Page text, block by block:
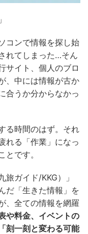
コンで情報を探し始
れてしまった…そん
サイト、個人のブロ
、中には情報が古か
合うか分からなかっ
る時間のはず。それ
れる「作業」になっ
です。
ガイド/KKG）」
だ「生きた情報」を
、全ての情報を網羅
や料金、イベントの
刻一刻と変わる可能